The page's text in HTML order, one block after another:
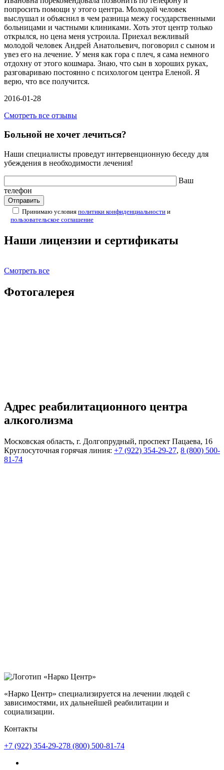
попросить помощи у этого центра. Молодой человек
выслушал и объяснил в чем разница межу государственными
больницами и частными клиниками. Хоть этот центр только
открылся, но цена меня устроила. Приехал вежливый
молодой человек Андрей Анатольевич, поговорил с сыном и
увез его на лечение. У меня как гора с плеч, я сама немного
отдохну от этого кошмара. Знаю, что сын в хороших руках,
разговариваю постоянно с психологом центра Еленой. Я
верю, что все получится.
2016-01-28
Смотреть все отзывы
Больной не хочет лечиться?
Наши специалисты проведут интервенционную беседу для
убеждения в необходимости лечения!
Ваш
телефон
Принимаю условия политики конфиденциальности и
пользовательское соглашение
Наши лицензии и сертификаты
Смотреть все
Фотогалерея
Адрес реабилитационного центра
алкоголизма
Московская область, г. Долгопрудный, проспект Пацаева, 16
Круглосуточная горячая линия: +7 (922) 354-29-27, 8 (800) 500-
81-74
«Нарко Центр» специализируется на лечении людей с
зависимостями, их дальнейшей реабилитации и
социализации.
Контакты
+7 (922) 354-29-278 (800) 500-81-74